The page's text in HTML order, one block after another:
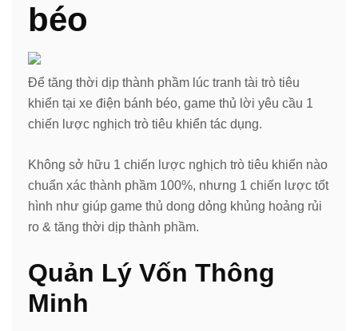
béo
Để tăng thời dịp thành phầm lúc tranh tài trò tiêu
khiển tại xe điện bánh béo, game thủ lời yêu cầu 1
chiến lược nghịch trò tiêu khiển tác dụng.
Không sở hữu 1 chiến lược nghịch trò tiêu khiển nào
chuẩn xác thành phầm 100%, nhưng 1 chiến lược tốt
hình như giúp game thủ dong dỏng khủng hoảng rủi
ro & tăng thời dịp thành phầm.
Quản Lý Vốn Thông
Minh